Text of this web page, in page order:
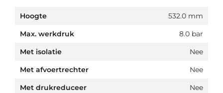
Hoogte
532.0 mm
Max. werkdruk
8.0 bar
Met isolatie
Nee
Met afvoertrechter
Nee
Met drukreduceer
Nee